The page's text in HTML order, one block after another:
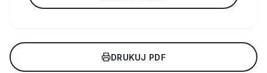
DRUKUJ PDF